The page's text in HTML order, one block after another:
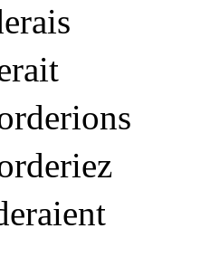
erais
rait
erions
eriez
eraient